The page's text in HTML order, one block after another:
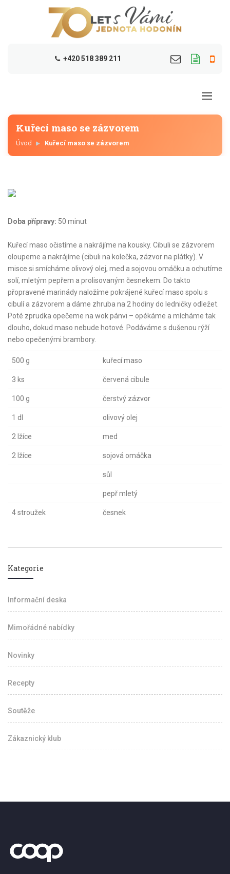
+420 518 389 211
Kuřecí maso se zázvorem
Úvod Kuřecí maso se zázvorem
Doba přípravy: 50 minut
Kuřecí maso očistíme a nakrájíme na kousky. Cibuli se zázvorem
oloupeme a nakrájíme (cibuli na kolečka, zázvor na plátky). V
misce si smícháme olivový olej, med a sojovou omáčku a ochutíme
solí, mletým pepřem a prolisovaným česnekem. Do takto
přopravené marinády naložíme pokrájené kuřecí maso spolu s
cibulí a zázvorem a dáme zhruba na 2 hodiny do ledničky odležet.
Poté zprudka opečeme na wok pánvi – opékáme a mícháme tak
dlouho, dokud maso nebude hotové. Podáváme s dušenou rýží
nebo opečenými brambory.
500 g kuřecí maso
3 ks červená cibule
100 g čerstvý zázvor
1 dl olivový olej
2 lžíce med
2 lžíce sojová omáčka
sůl
pepř mletý
4 stroužek česnek
Kategorie
Informační deska
Mimořádné nabídky
Novinky
Recepty
Soutěže
Zákaznický klub